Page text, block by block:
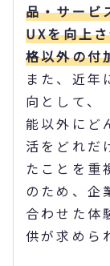
品・サービ
UXを向上
格以外の付
また、近年
向として、
能以外にど
活をどれだ
たことを重
のため、企
合わせた体
供が求めら